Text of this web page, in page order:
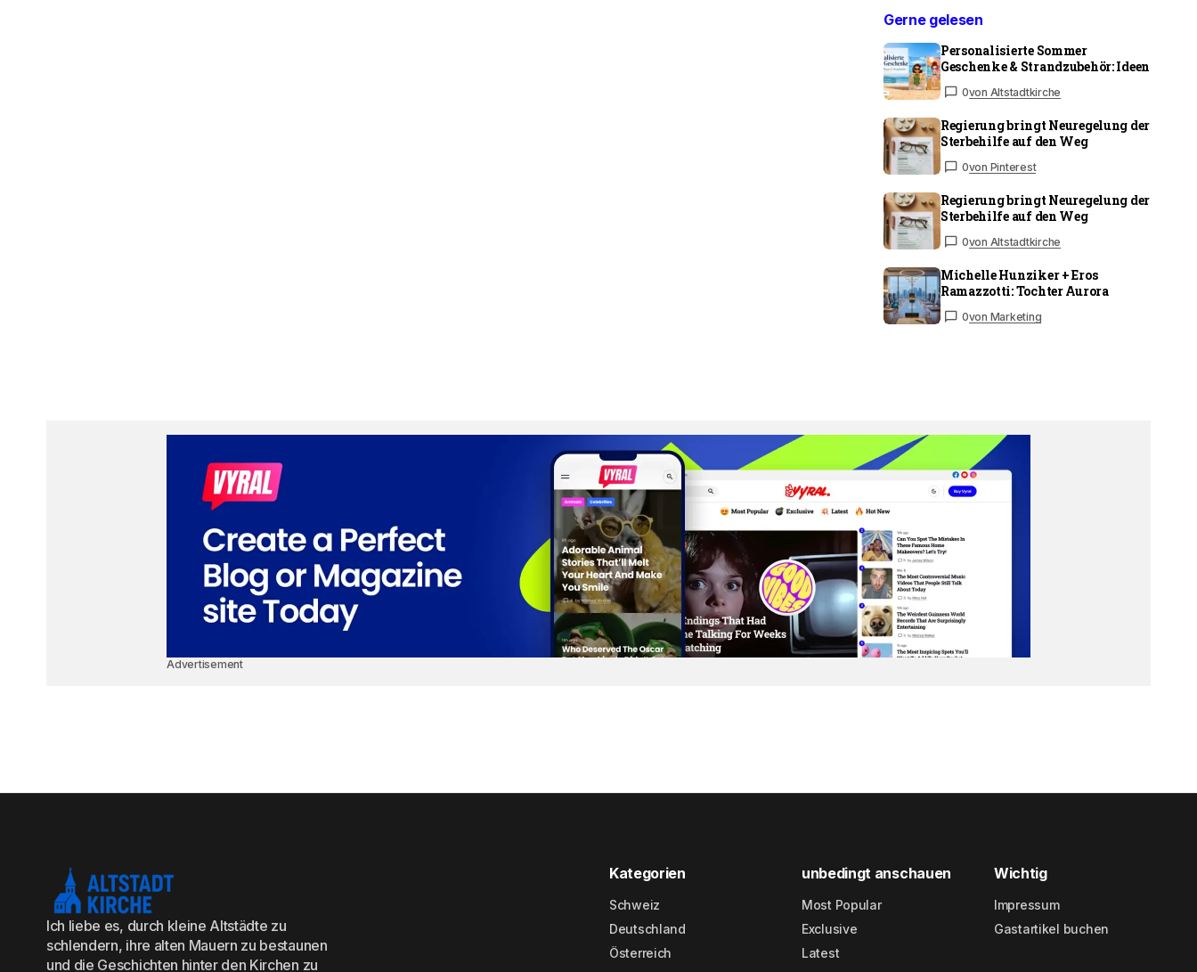
Gerne gelesen
Personalisierte Sommer
Geschenke & Strandzubehör: Ideen
0von Altstadtkirche
Regierung bringt Neuregelung der
Sterbehilfe auf den Weg
0von Pinterest
Regierung bringt Neuregelung der
Sterbehilfe auf den Weg
0von Altstadtkirche
Michelle Hunziker + Eros
Ramazzotti: Tochter Aurora
0von Marketing
Advertisement
Ich liebe es, durch kleine Altstädte zu
schlendern, ihre alten Mauern zu bestaunen
und die Geschichten hinter den Kirchen zu
Kategorien
Schweiz
Deutschland
Österreich
unbedingt anschauen
Most Popular
Exclusive
Latest
Wichtig
Impressum
Gastartikel buchen